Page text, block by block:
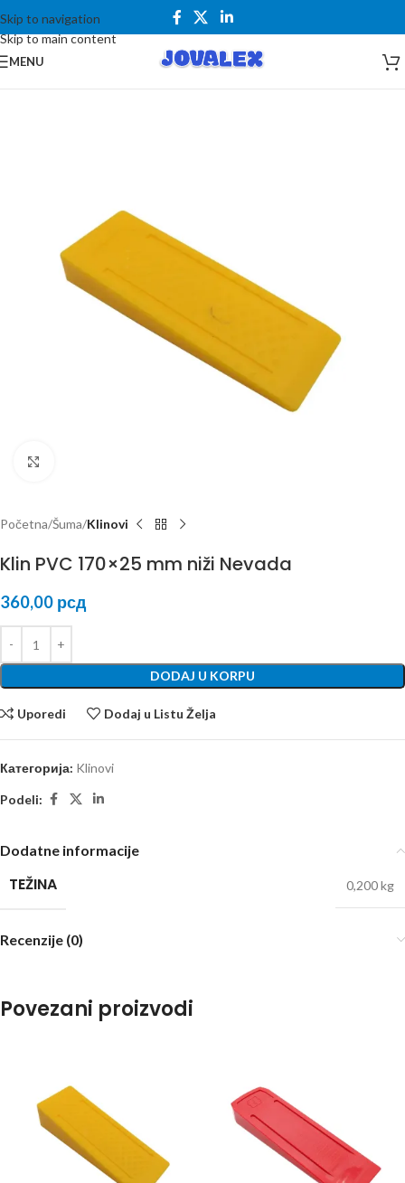
Skip to navigation
Skip to main content
MENU
Početna Šuma Klinovi
Klin PVC 170×25 mm niži Nevada
360,00 рсд
DODAJ U KORPU
Uporedi Dodaj u Listu Želja
Категорија: Klinovi
Podeli:
Dodatne informacije
TEŽINA 0,200 kg
Recenzije (0)
Povezani proizvodi